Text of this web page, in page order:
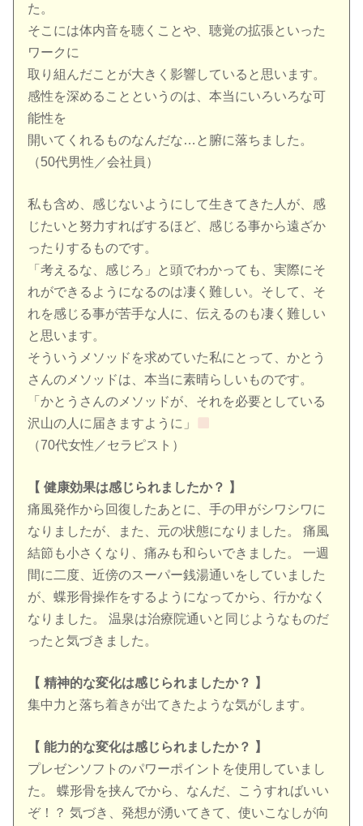
た。
そこには体内音を聴くことや、聴覚の拡張といった
ワークに
取り組んだことが大きく影響していると思います。
感性を深めることというのは、本当にいろいろな可
能性を
開いてくれるものなんだな…と腑に落ちました。
（50代男性／会社員）
私も含め、感じないようにして生きてきた人が、感
じたいと努力すればするほど、感じる事から遠ざか
ったりするものです。
「考えるな、感じろ」と頭でわかっても、実際にそ
れができるようになるのは凄く難しい。そして、そ
れを感じる事が苦手な人に、伝えるのも凄く難しい
と思います。
そういうメソッドを求めていた私にとって、かとう
さんのメソッドは、本当に素晴らしいものです。
「かとうさんのメソッドが、それを必要としている
沢山の人に届きますように」
（70代女性／セラピスト）
【 健康効果は感じられましたか？ 】
痛風発作から回復したあとに、手の甲がシワシワに
なりましたが、また、元の状態になりました。 痛風
結節も小さくなり、痛みも和らいできました。 一週
間に二度、近傍のスーパー銭湯通いをしていました
が、蝶形骨操作をするようになってから、行かなく
なりました。 温泉は治療院通いと同じようなものだ
ったと気づきました。
【 精神的な変化は感じられましたか？ 】
集中力と落ち着きが出てきたような気がします。
【 能力的な変化は感じられましたか？ 】
プレゼンソフトのパワーポイントを使用していまし
た。 蝶形骨を挟んでから、なんだ、こうすればいい
ぞ！？ 気づき、発想が湧いてきて、使いこなしが向